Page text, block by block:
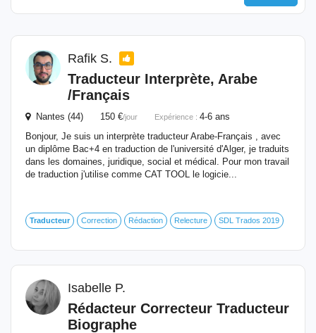
Rafik S.
Traducteur Interprète, Arabe
/Français
Nantes (44) 150 €/jour Expérience : 4-6 ans
Bonjour, Je suis un interprète traducteur Arabe-Français , avec
un diplôme Bac+4 en traduction de l'université d'Alger, je traduits
dans les domaines, juridique, social et médical. Pour mon travail
de traduction j'utilise comme CAT TOOL le logicie...
Traducteur Correction Rédaction Relecture SDL Trados 2019
Isabelle P.
Rédacteur Correcteur Traducteur
Biographe